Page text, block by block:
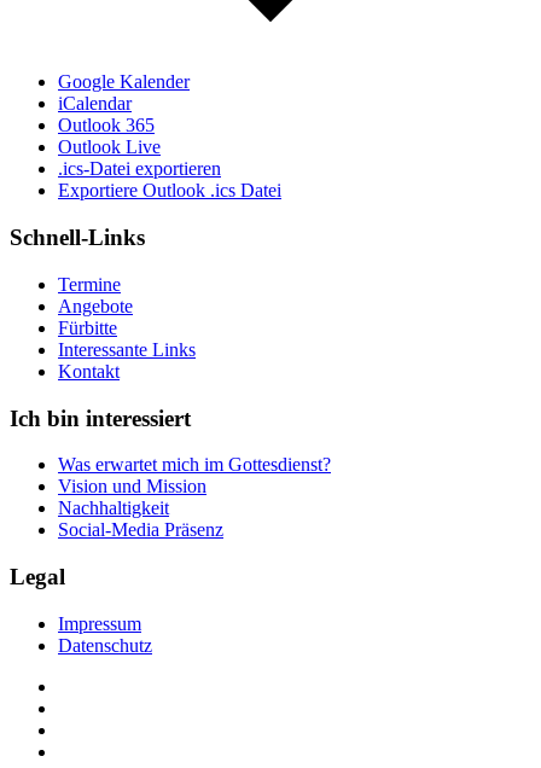
Google Kalender
iCalendar
Outlook 365
Outlook Live
.ics-Datei exportieren
Exportiere Outlook .ics Datei
Schnell-Links
Termine
Angebote
Fürbitte
Interessante Links
Kontakt
Ich bin interessiert
Was erwartet mich im Gottesdienst?
Vision und Mission
Nachhaltigkeit
Social-Media Präsenz
Legal
Impressum
Datenschutz